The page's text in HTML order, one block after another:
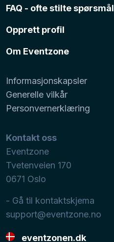
FAQ - ofte stilte spørsmål
Opprett profil
Om Eventzone
Informasjonskapsler
Generelle vilkår
Personvernerklæring
Kontakt oss
Eventzone
Tvetenveien 170
0671 Oslo
- Gå til kontaktskjema
support@eventzone.no
eventzonen.dk